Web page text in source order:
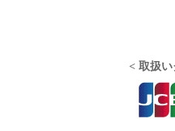
< 取扱